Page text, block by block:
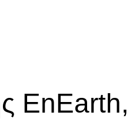
EnEarth,